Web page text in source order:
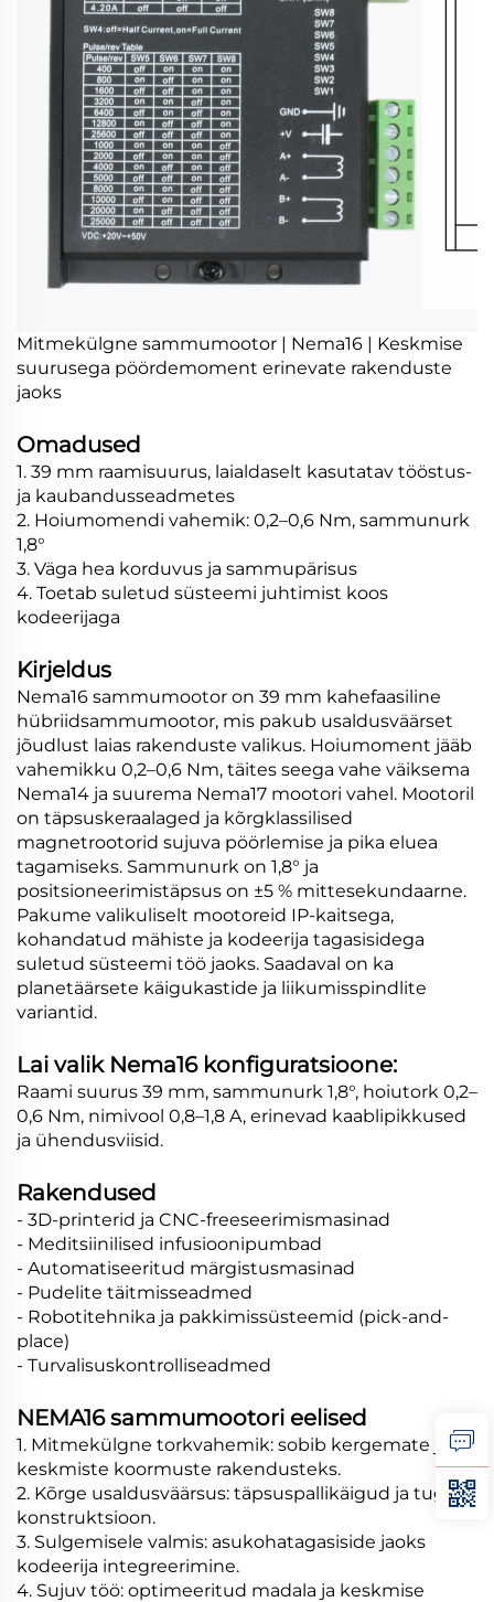
Mitmekülgne sammumootor | Nema16 | Keskmise
suurusega pöördemoment erinevate rakenduste
jaoks
Omadused
1. 39 mm raamisuurus, laialdaselt kasutatav tööstus-
ja kaubandusseadmetes
2. Hoiumomendi vahemik: 0,2–0,6 Nm, sammunurk
1,8°
3. Väga hea korduvus ja sammupärisus
4. Toetab suletud süsteemi juhtimist koos
kodeerijaga
Kirjeldus
Nema16 sammumootor on 39 mm kahefaasiline
hübriidsammumootor, mis pakub usaldusväärset
jõudlust laias rakenduste valikus. Hoiumoment jääb
vahemikku 0,2–0,6 Nm, täites seega vahe väiksema
Nema14 ja suurema Nema17 mootori vahel. Mootoril
on täpsuskeraalaged ja kõrgklassilised
magnetrootorid sujuva pöörlemise ja pika eluea
tagamiseks. Sammunurk on 1,8° ja
positsioneerimistäpsus on ±5 % mittesekundaarne.
Pakume valikuliselt mootoreid IP-kaitsega,
kohandatud mähiste ja kodeerija tagasisidega
suletud süsteemi töö jaoks. Saadaval on ka
planetäärsete käigukastide ja liikumisspindlite
variantid.
Lai valik Nema16 konfiguratsioone:
Raami suurus 39 mm, sammunurk 1,8°, hoiutork 0,2–
0,6 Nm, nimivool 0,8–1,8 A, erinevad kaablipikkused
ja ühendusviisid.
Rakendused
- 3D-printerid ja CNC-freeseerimismasinad
- Meditsiinilised infusioonipumbad
- Automatiseeritud märgistusmasinad
- Pudelite täitmisseadmed
- Robotitehnika ja pakkimissüsteemid (pick-and-
place)
- Turvalisuskontrolliseadmed
NEMA16 sammumootori eelised
1. Mitmekülgne torkvahemik: sobib kergemate ja
keskmiste koormuste rakendusteks.
2. Kõrge usaldusväärsus: täpsuspallikäigud ja tugev
konstruktsioon.
3. Sulgemisele valmis: asukohatagasiside jaoks
kodeerija integreerimine.
4. Sujuv töö: optimeeritud madala ja keskmise